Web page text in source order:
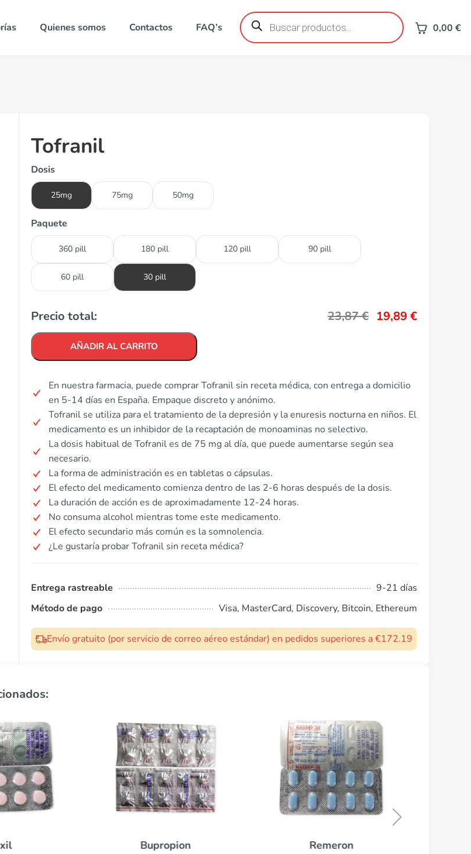
Quienes somos Contactos FAQ’s
Búsqueda
de
productos 0,00 €
Tofranil
Dosis
25mg 75mg 50mg
Paquete
360 pill 180 pill 120 pill 90 pill
60 pill 30 pill
Precio total: 23,87€ 19,89 €
AÑADIR AL CARRITO
En nuestra farmacia, puede comprar Tofranil sin receta médica, con entrega a domicilio
en 5-14 días en España. Empaque discreto y anónimo.
Tofranil se utiliza para el tratamiento de la depresión y la enuresis nocturna en niños. El
medicamento es un inhibidor de la recaptación de monoaminas no selectivo.
La dosis habitual de Tofranil es de 75 mg al día, que puede aumentarse según sea
necesario.
La forma de administración es en tabletas o cápsulas.
El efecto del medicamento comienza dentro de las 2-6 horas después de la dosis.
La duración de acción es de aproximadamente 12-24 horas.
No consuma alcohol mientras tome este medicamento.
El efecto secundario más común es la somnolencia.
¿Le gustaría probar Tofranil sin receta médica?
Entrega rastreable
9-21 días
Método de pago
Visa, MasterCard, Discovery, Bitcoin, Ethereum
Envío gratuito (por servicio de correo aéreo estándar) en pedidos superiores a €172.19
Bupropion Remeron